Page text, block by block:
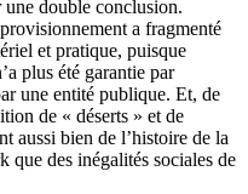
double conclusion.
a fragmenté
et pratique, puisque
plus été garantie par
une entité publique. Et, de
de « déserts » et de
aussi bien de l’histoire de la
que des inégalités sociales de